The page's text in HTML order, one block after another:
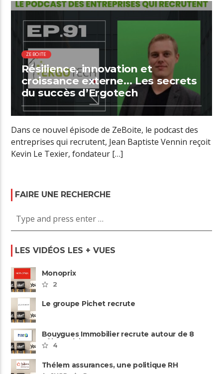
ZEBOITE
Résilience, innovation et
croissance externe… Les secrets
du succès d’Ergotech
Dans ce nouvel épisode de ZeBoite, le podcast des
entreprises qui recrutent, Jean Baptiste Vennin reçoit
Kevin Le Texier, fondateur […]
FAIRE UNE RECHERCHE
LES VIDÉOS LES + VUES
Monoprix
2
Le groupe Pichet recrute
Bouygues Immobilier recrute autour de 8
pôles métiers
4
Thélem assurances, une politique RH
ambitieuse